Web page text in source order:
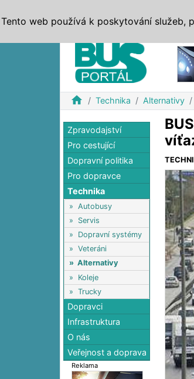
home Technika Alternativy
Zpravodajství
Pro cestující
Dopravní politika
Pro dopravce
Technika
» Autobusy
» Servis
» Dopravní systémy
» Veteráni
» Alternativy
» Koleje
» Trucky
Dopravci
Infrastruktura
O nás
Veřejnost a doprava
Reklama
Tento web používá k poskytování služeb,